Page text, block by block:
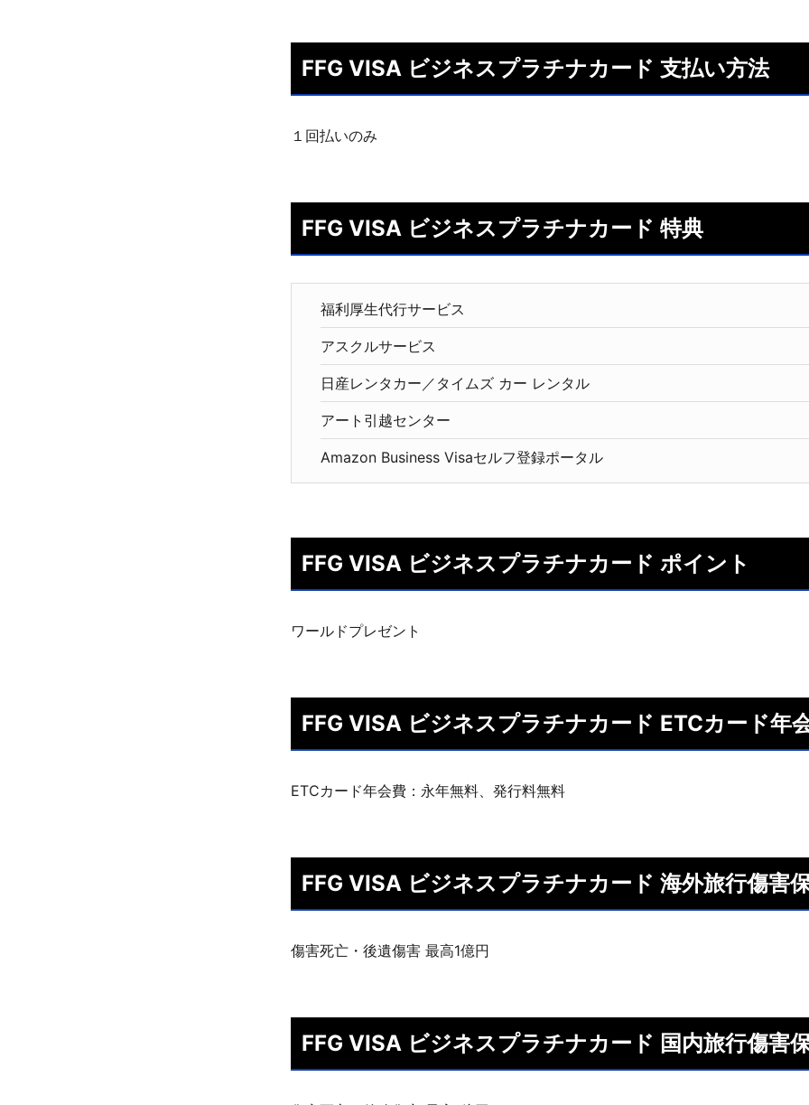
FFG VISA ビジネスプラチナカード 支払い方法
１回払いのみ
FFG VISA ビジネスプラチナカード 特典
福利厚生代行サービス
アスクルサービス
日産レンタカー／タイムズ カー レンタル
アート引越センター
Amazon Business Visaセルフ登録ポータル
FFG VISA ビジネスプラチナカード ポイント
ワールドプレゼント
FFG VISA ビジネスプラチナカード ETCカード年
ETCカード年会費：永年無料、発行料無料
FFG VISA ビジネスプラチナカード 海外旅行傷害
傷害死亡・後遺傷害 最高1億円
FFG VISA ビジネスプラチナカード 国内旅行傷害